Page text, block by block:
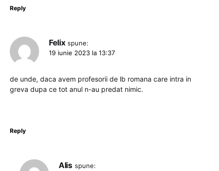
Reply
Felix spune:
19 iunie 2023 la 13:37
de unde, daca avem profesorii de lb romana care intra in
greva dupa ce tot anul n-au predat nimic.
Reply
Alis spune: